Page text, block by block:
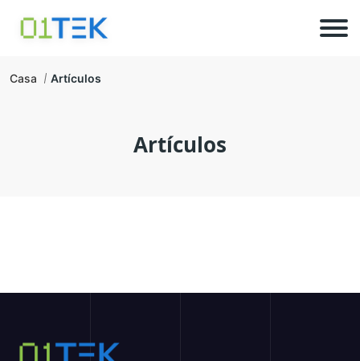
Casa Artículos
Artículos